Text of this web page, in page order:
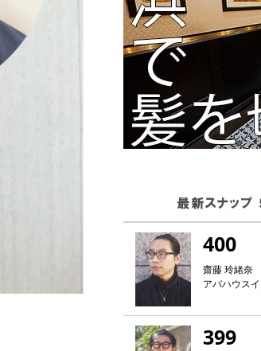
400
齋藤 玲緒
アバハウス
399